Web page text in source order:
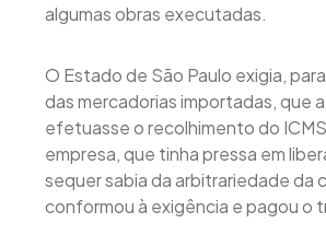
algumas obras executadas.
O Estado de São Paulo exigia,
das mercadorias importadas, que
efetuasse o recolhimento do
empresa, que tinha pressa em
sequer sabia da arbitrariedade da
conformou à exigência e pagou o